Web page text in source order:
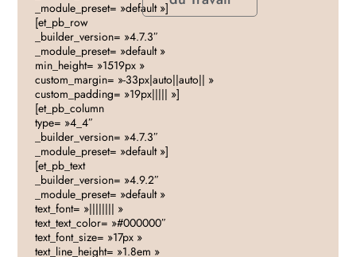
_module_preset= »default »]
[et_pb_row
_builder_version= »4.7.3″
_module_preset= »default »
min_height= »1519px »
custom_margin= »-33px|auto||auto|| »
custom_padding= »19px||||| »]
[et_pb_column
type= »4_4″
_builder_version= »4.7.3″
_module_preset= »default »]
[et_pb_text
_builder_version= »4.9.2″
_module_preset= »default »
text_font= »|||||||| »
text_text_color= »#000000″
text_font_size= »17px »
text_line_height= »1.8em »